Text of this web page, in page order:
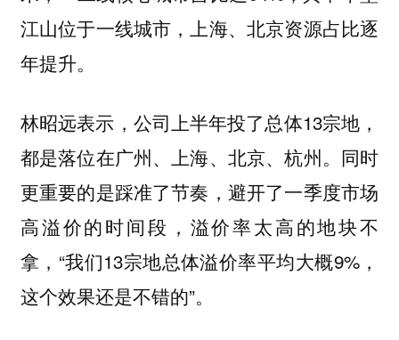
江山位于一线城市，上海、北京资源占比逐
年提升。
林昭远表示，公司上半年投了总体13宗地，
都是落位在广州、上海、北京、杭州。同时
更重要的是踩准了节奏，避开了一季度市场
高溢价的时间段，溢价率太高的地块不
拿，“我们13宗地总体溢价率平均大概9%，
这个效果还是不错的”。